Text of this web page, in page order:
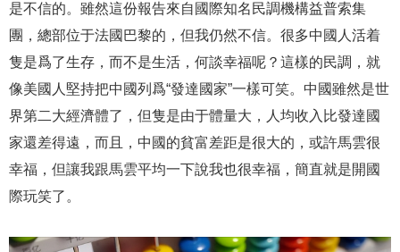
是不信的。雖然這份報告來自國際知名民調機構益普索集
團，總部位于法國巴黎的，但我仍然不信。很多中國人活着
隻是爲了生存，而不是生活，何談幸福呢？這樣的民調，就
像美國人堅持把中國列爲“發達國家”一樣可笑。中國雖然是世
界第二大經濟體了，但隻是由于體量大，人均收入比發達國
家還差得遠，而且，中國的貧富差距是很大的，或許馬雲很
幸福，但讓我跟馬雲平均一下說我也很幸福，簡直就是開國
際玩笑了。